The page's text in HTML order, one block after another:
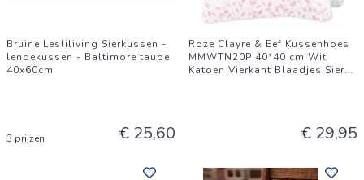
Bruine Lesliliving Sierkussen -
lendekussen - Baltimore taupe
40x60cm
3 prijzen € 25,60
Roze Clayre & Eef Kussenhoes
MMWTN20P 40*40 cm Wit
Katoen Vierkant Blaadjes Sier...
€ 29,95